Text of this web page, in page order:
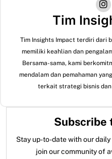
Tim
Tim Insights Impact terdiri dari
memiliki keahlian dan
Bersama-sama, kami
mendalam dan pemahaman
terkait strategi bisnis
Subscribe
Stay up-to-date with our
join our community of